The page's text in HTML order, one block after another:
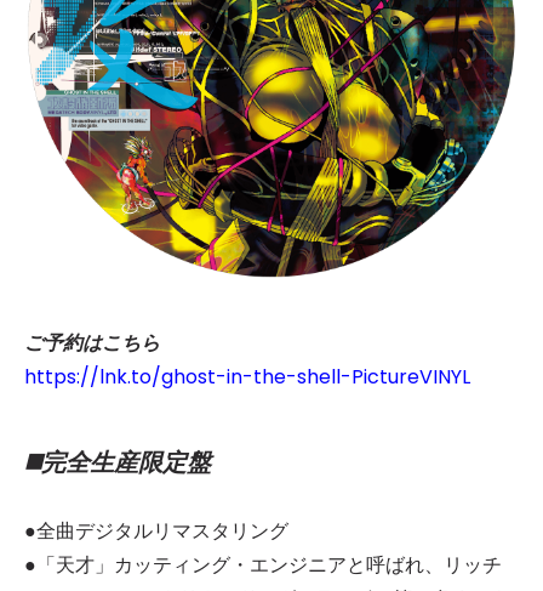
ご予約はこちら
https://lnk.to/ghost-in-the-shell-PictureVINYL
◼️完全生産限定盤
●全曲デジタルリマスタリング
●「天才」カッティング・エンジニアと呼ばれ、リッチ